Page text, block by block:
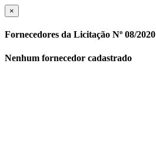
×
Fornecedores da Licitação Nº 08/2020
Nenhum fornecedor cadastrado